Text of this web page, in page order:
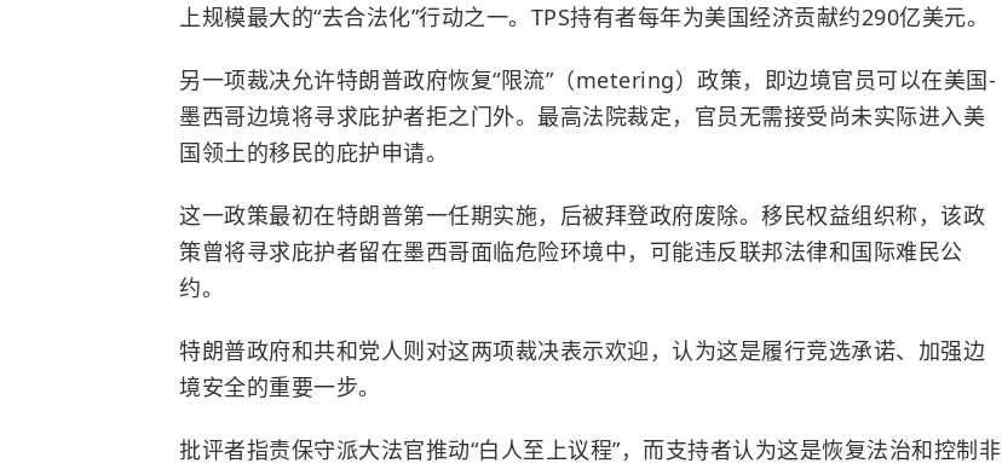
上规模最大的“去合法化”行动之一。TPS持有者每年为美国经济贡献约290亿美元。
另一项裁决允许特朗普政府恢复“限流”（metering）政策，即边境官员可以在美国-
墨西哥边境将寻求庇护者拒之门外。最高法院裁定，官员无需接受尚未实际进入美
国领土的移民的庇护申请。
这一政策最初在特朗普第一任期实施，后被拜登政府废除。移民权益组织称，该政
策曾将寻求庇护者留在墨西哥面临危险环境中，可能违反联邦法律和国际难民公
约。
特朗普政府和共和党人则对这两项裁决表示欢迎，认为这是履行竞选承诺、加强边
境安全的重要一步。
批评者指责保守派大法官推动“白人至上议程”，而支持者认为这是恢复法治和控制非